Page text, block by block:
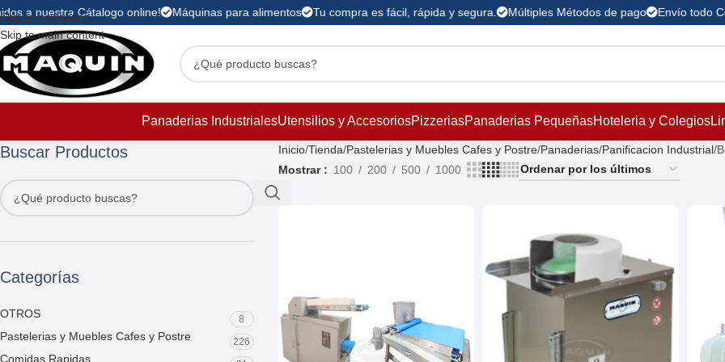
Skip to navigation
Skip to main content
a nuestra Cátalogo online! Máquinas para alimentos Tu compra es fácil, rápida y segura. Múltiples Métodos de pago Envío todo
Panaderias IndustrialesUtensilios y AccesoriosPizzeriasPanaderias PequeñasHoteleria y Colegios
Buscar Productos
Categorías
OTROS 8
Pastelerias y Muebles Cafes y Postre 226
Comidas Rapidas
Inicio Tienda Pastelerias y Muebles Cafes y Postre Panaderias Panificacion Industrial
Mostrar
100 200 500 1000